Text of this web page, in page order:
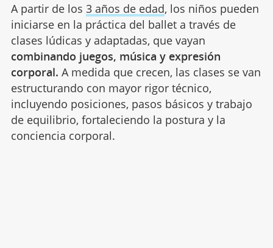
A partir de los 3 años de edad, los niños pueden
iniciarse en la práctica del ballet a través de
clases lúdicas y adaptadas, que vayan
combinando juegos, música y expresión
corporal. A medida que crecen, las clases se van
estructurando con mayor rigor técnico,
incluyendo posiciones, pasos básicos y trabajo
de equilibrio, fortaleciendo la postura y la
conciencia corporal.